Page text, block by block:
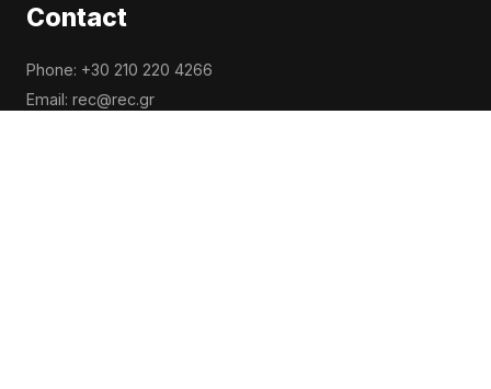
Contact
Phone: +30 210 220 4266
Email: rec@rec.gr